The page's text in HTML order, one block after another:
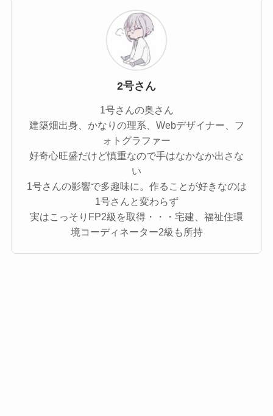
2号さん
1号さんの奥さん
建築畑出身、かなりの理系、Webデザイナー、フ
ォトグラファー
好奇心旺盛だけど慎重なので手はなかなか出さな
い
1号さんの影響で多趣味に。作ることが好きなのは
1号さんと変わらず
実はこっそりFP2級を取得・・・宅建、福祉住環
境コーディネーター2級も所持